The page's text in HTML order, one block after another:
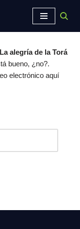
La alegría de la Torá
bueno, ¿no?.
electrónico aquí